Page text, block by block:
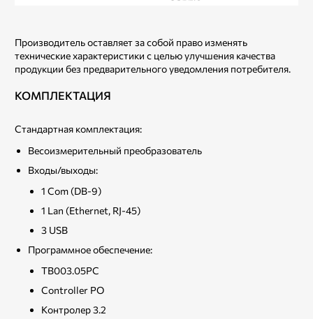
Производитель оставляет за собой право изменять
технические характеристики с целью улучшения качества
продукции без предварительного уведомления потребителя.
КОМПЛЕКТАЦИЯ
Стандартная комплектация:
Весоизмерительный преобразователь
Входы/выходы:
1 Com (DB-9)
1 Lan (Ethernet, RJ-45)
3 USB
Программное обеспечение:
ТВ003.05РС
Controller PO
Контролер 3.2